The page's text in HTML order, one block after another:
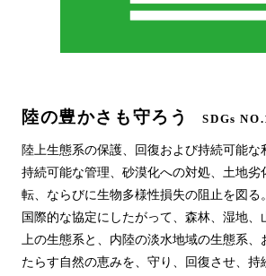
陸の豊かさも守ろう SDGs
陸上生態系の保護、回復および持続可能な
持続可能な管理、砂漠化への対処、土地劣
転、ならびに生物多様性損失の阻止を図る。
国際的な協定にしたがって、森林、湿地、
上の生態系と、内陸の淡水地域の生態系
たらす自然の恵みを、守り、回復させ、持